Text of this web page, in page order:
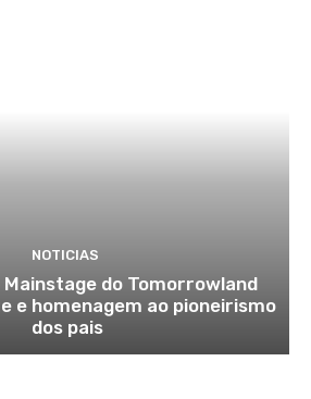
NOTICIAS
Mainstage do Tomorrowland
e homenagem ao pioneirismo
dos pais